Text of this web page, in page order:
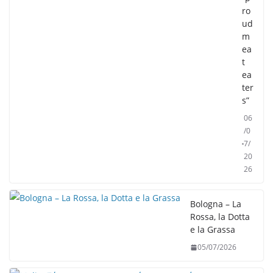
ro
ud
m
ea
t
ea
ter
s”
06
/0
7/
20
26
Bologna – La
Rossa, la Dotta
e la Grassa
05/07/2026